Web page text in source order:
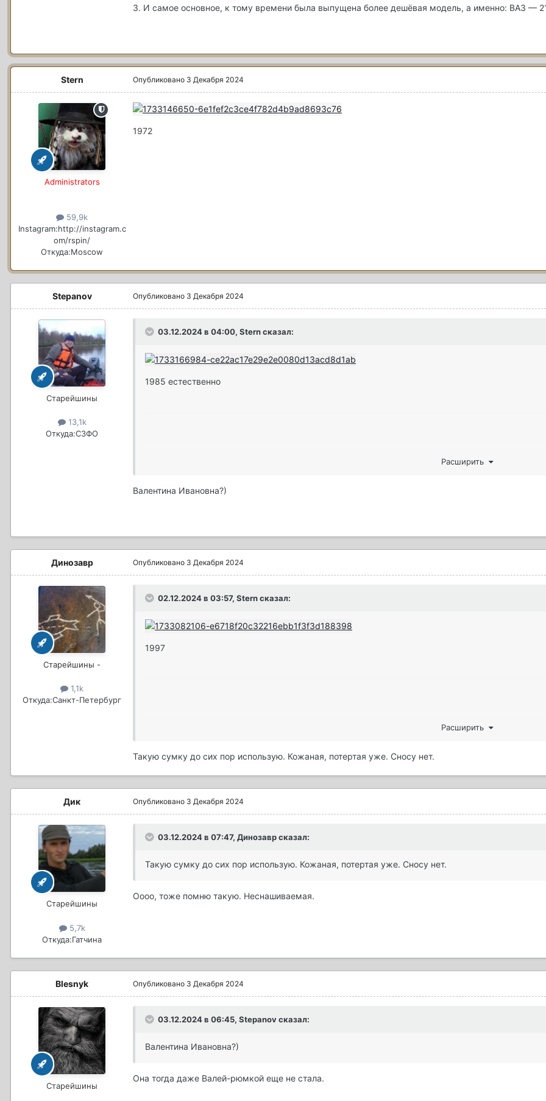
3. И самое основное, к тому времени была выпущена более дешёвая модель, а именно: ВАЗ —
Stern
Administrators
59,9k
Instagram:http://instagram.c
om/rspin/
Откуда:Moscow
Опубликовано 3 Декабря 2024
1972
Stepanov
Старейшины
13,1k
Откуда:СЗФО
Опубликовано 3 Декабря 2024
03.12.2024 в 04:00, Sternсказал:
1985 естественно
Расширить
Валентина Ивановна?)
Динозавр
Старейшины -
1,1k
Откуда:Санкт-Петербург
Опубликовано 3 Декабря 2024
02.12.2024 в 03:57, Sternсказал:
1997
Расширить
Такую сумку до сих пор использую. Кожаная, потертая уже. Сносу нет.
Дик
Старейшины
5,7k
Откуда:Гатчина
Опубликовано 3 Декабря 2024
03.12.2024 в 07:47, Динозаврсказал:
Такую сумку до сих пор использую. Кожаная, потертая уже. Сносу нет.
Оооо, тоже помню такую. Неснашиваемая.
Blesnyk
Старейшины
Опубликовано 3 Декабря 2024
03.12.2024 в 06:45, Stepanovсказал:
Валентина Ивановна?)
Она тогда даже Валей-рюмкой еще не стала.